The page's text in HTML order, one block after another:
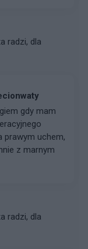
radzi, dla
gdy mam
prawym uchem,
z marnym
radzi, dla